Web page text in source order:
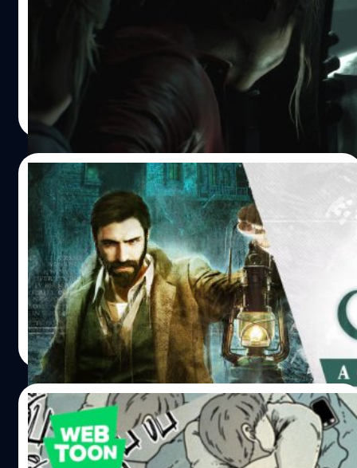
ค่ายเกม Capcom ได้ปล่อยคลิปเกมเพลย์ใหม่ของเกม
Resident Evil 2 Remake ออกมาให้ชมกันอย่างจุใจถึง 2 คลิป
โดยในคลิปแรกจะเผยให้เห็นตำรวจหนุ่มรูปหล่อ Leon S.
Kennedy และสาวสวยในชุดแดง Ada Wong กำลังสำรวจ
สถานการณ์ที่เกิดขึ้นภายในเมือง Raccoon City ส่วนในคลิปที่
สองเราจะได้เห็นนักศึกษาสาว Claire Redfield กำลังหนีจาก
การตามล่าโดย Mr.X https://youtu.be/T78HIXVAkTo
https://youtu.be/rMo8LNXN_ss Resident Evil 2 Remake
จะพาผู้เล่นไปพบกับฝันร้ายสุดสยอง เมื่อเชื้อไวรัสได้แพร่
ระบาดไปทั่วทั้งเมือง Raccoon City ทําให้เมืองแห่งนี้เต็มไป
ด้วยซอมบี้ที่คอยกัดกินมนุษย์เป็นอาหาร ผู้เล่นจะได้รับบทเป็น
2 ตัวละครหลักคือ Leon S. Kennedy ตำรวจหนุ่มมือใหม่ไฟ
แรงและ Claire Redfield นักศึกษาสาวสุดสวย ซึ่งทั้งคู่ต้องร่วม
มือกันต่อสู้กับซอมบี้สุดคลั่งและเอาชีวิตรอดออกไปจากเมือง
แห่งนี้ให้ได้ Resident Evil 2 Remake มีกำหนดวางจำหน่าย
อย่างเป็นทางการในวันที่ 25 มกราคม 2019…
ศุภกร ประเสริฐศิลป์ | 2803 days ago
Read More
10/11/2018
ชมตัวอย่างใหม่ของ Call of Cthulhu
หลังจากที่เกม Call of Cthulhu วางจำหน่ายบนร้านค้า Steam
ไปเมื่อวันที่ 30 ตุลาคมที่ผ่านมา ก็ได้รับเสียงตอบรับที่ดีจากเห
ล่าแฟนๆและได้รับคะแนนรีวิวเป็นแง่บวกซะส่วนใหญ่ ล่าสุด
ค่ายเกม Focus Home Interactive ได้ปล่อยตัวอย่างใหม่ของ
เกม Call of Cthulhu ที่มีชื่อว่า Accolade ความยาวประมาณ 1
นาทีออกมาให้ชมกัน https://youtu.be/JFvVy2Po-Ac
สำหรับใครที่ยังไม่รู้จัก Call of Cthulhu เป็นเเกมแนวจิตวิทยา
สืบสวน สยองขวัญ ที่ได้รับแรงบันดาลใจมาจากผลงานของนัก
เขียนชื่อดัง H.P. Lovecraft ผู้เล่นจะได้รับบทเป็นนักสืบเอกชน
Edward Pierce ที่ต้องเดินทางไปยังเกาะ Darkwater เพื่อ
สืบสวนคดีฆาตกรรมปริศนาของ Sarah Hawkins และ
ครอบครัวของเธอ Call of Cthulhu วางจำหน่ายอย่างเป็น
ศุภกร ประเสริฐศิลป์| 2827 days ago
Read More
07/11/2018
นรกคือคนอื่น การ์ตูนที่จะทำให้คุณระแวงทุกๆ
คนที่อยู่รอบตัวของเรา..!! (WEBTOON)